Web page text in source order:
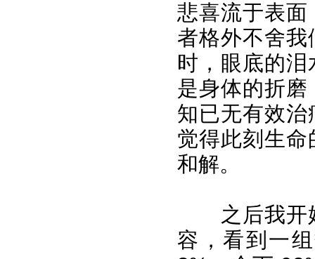
悲喜流于表
者格外不舍
时，眼底的
是身体的折
知已无有效
觉得此刻生
和解。
之后我
容，看到一